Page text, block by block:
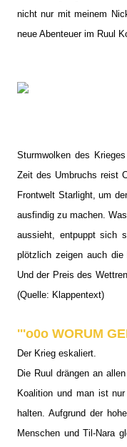
nicht nur mit meinem
neue Abenteuer im Ruul
Sturmwolken des
Zeit des Umbruchs reist
Frontwelt Starlight, um
ausfindig zu machen.
aussieht, entpuppt sich
plötzlich zeigen auch
Und der Preis des
(Quelle: Klappentext)
'''o0o WORUM
Der Krieg eskaliert.
Die Ruul drängen an
Koalition und man ist
halten. Aufgrund der
Menschen und Til-Nara